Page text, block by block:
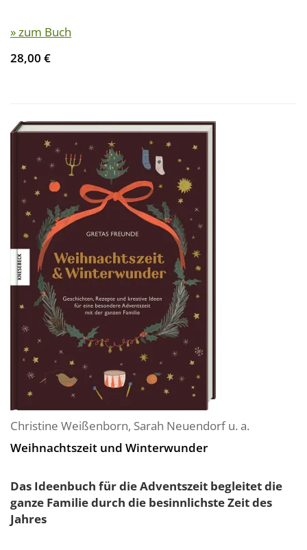
» zum Buch
28,00 €
Christine Weißenborn, Sarah Neuendorfu. a.
Weihnachtszeit und Winterwunder
Das Ideenbuch für die Adventszeit begleitet die
ganze Familie durch die besinnlichste Zeit des
Jahres